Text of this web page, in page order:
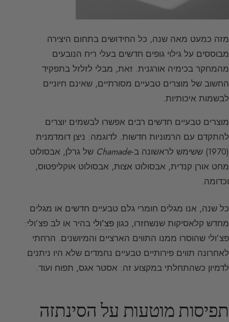
מזה כמעט מאה שנה, כל החידושים בתחום היצירה
מבוססים על גילוי גופים חדשים בעלי ריח הנובעים
מהמחקר בכימיה אורגנית. זאת, מבלי לזלזל בתפקיד
החשוב של מוצרים טבעיים מסורתיים, שאינם חיוניים
לבשמות איכותיות.
מוצרים טבעיים חדשים רבים אפשרו לבשמים יוצרים
להתקדם עם הרמוניות חדשות. לדוגמה: ניצן דומדמנית
(1970) ששימש לראשונה ב-
Chamade של גרלן, אבסולוט
מחט אורן קנדית, אבסולוט אצות, אבסולוט אוקליפטוס,
וכדומה.
כל שנה, אנו מגלים חומרי גלם טבעיים חדשים או מגלים
מחדש קלאסיקות שנשחזרו, כגון פצ’ולי בהיר או לב פצ’ולי:
פצ’ולי שהוסרו ממנו התווים הארציים והמיושנים. הרחתי
לאחרונה תווים פירותיים טבעיים נחמדים שלא היו ניתנים
לדמיון כשהתחלתי במקצוע זה: אסטר אגס, תפוח ועוד.
תפיסות מוטעות על הסינתזה